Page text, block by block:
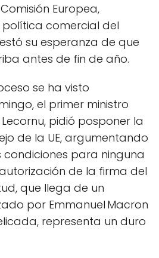
Europea,
comercial del
su esperanza de que
antes de fin de año.
se ha visto
el primer ministro
pidió posponer la
de la UE, argumentando
condiciones para ninguna
de la firma del
que llega de un
por Emmanuel Macron
representa un duro